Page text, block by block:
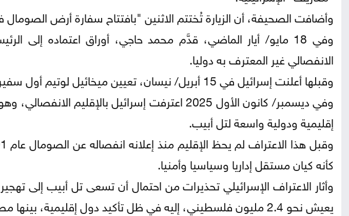
وأضافت الصحيفة، أن الزيارة تُختتم الاثنين "بافتتاح سفارة أرض
​​​​​​​وفي 18 مايو/ أيار الماضي، قدَّم محمد حاجي، أوراق اعتماده إلى
الانفصالي غير المعترف به دوليا.
وقبلها أعلنت إسرائيل في 15 أبريل/ نيسان، تعيين ميخائيل لوتيم أول سفير لها "غير مقيم" في الإقليم.
وفي ديسمبر/ كانون الأول 2025 اعترفت إسرائيل
إقليمية ودولية واسعة لتل أبيب.
كأنه كيان مستقل إداريا وسياسيا وأمنيا.
وأثار الاعتراف الإسرائيلي تحذيرات من احتمال أن تسعى تل أبيب إلى
يعيش نحو 2.4 مليون فلسطيني، إليه في ظل تأكيد دول إقليمية، بينها مصر، رفضها أي عمليات تهجير إليها.